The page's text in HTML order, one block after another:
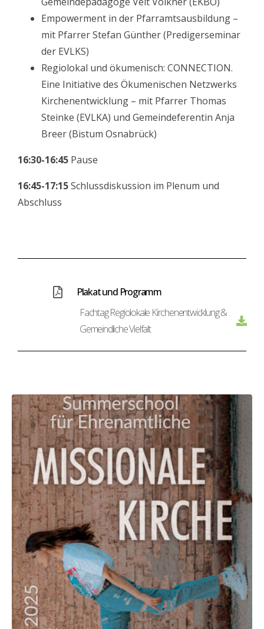
Empowerment in der Pfarramtsausbildung –
mit Pfarrer Stefan Günther (Predigerseminar
der EVLKS)
Regiolokal und ökumenisch: CONNECTION.
Eine Initiative des Ökumenischen Netzwerks
Kirchenentwicklung – mit Pfarrer Thomas
Steinke (EVLKA) und Gemeindeferentin Anja
Breer (Bistum Osnabrück)
16:30-16:45 Pause
16:45-17:15Schlussdiskussion im Plenum und
Abschluss
Plakat und Programm
Fachtag Regiolokale Kirchenentwicklung &
Gemeindliche Vielfalt